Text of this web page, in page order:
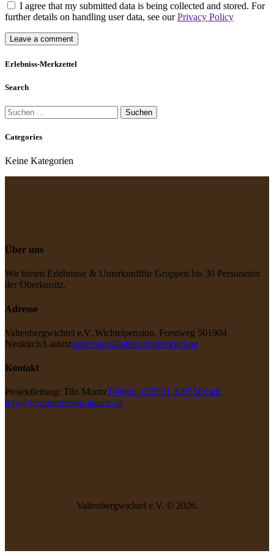
I agree that my submitted data is being collected and stored. For
further details on handling user data, see ourPrivacy Policy
Erlebniss-Merkzettel
Search
Suchen
nach:
Categories
Keine Kategorien
Über uns
Wir bieten Erlebnisse & Unterkunftfür Gruppen bis 30 Personenin
der Oberlausitz.
Adresse
Valtenbergwichtel e.V.,Wichtelpension, Forstweg 501904
Neukirch/LausitzImpressumDatenschutzerklärung
Kontakt
Projektleitung: Tilo MoritzTelefon: 035951 32055Email:
info@gruppenreisen-lausitz.de
Valtenbergwichtel e.V. © 2026.